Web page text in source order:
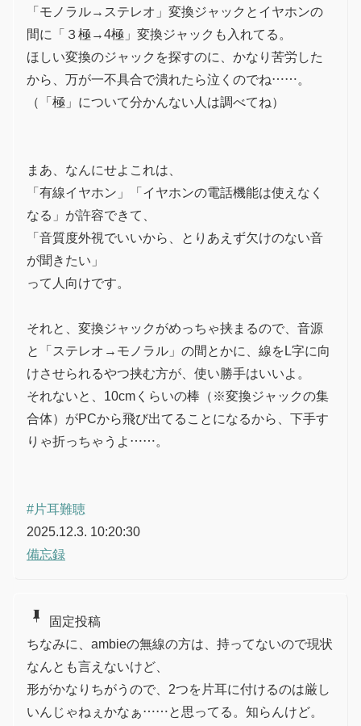
「モノラル→ステレオ」変換ジャックとイヤホンの
間に「３極→4極」変換ジャックも入れてる。
ほしい変換のジャックを探すのに、かなり苦労した
から、万が一不具合で潰れたら泣くのでね……。
（「極」について分かんない人は調べてね）
まあ、なんにせよこれは、
「有線イヤホン」「イヤホンの電話機能は使えなく
なる」が許容できて、
「音質度外視でいいから、とりあえず欠けのない音
が聞きたい」
って人向けです。
それと、変換ジャックがめっちゃ挟まるので、音源
と「ステレオ→モノラル」の間とかに、線をL字に向
けさせられるやつ挟む方が、使い勝手はいいよ。
それないと、10cmくらいの棒（※変換ジャックの集
合体）がPCから飛び出てることになるから、下手す
りゃ折っちゃうよ……。
#片耳難聴
2025.12.3. 10:20:30
備忘録
push_pin
固定投稿
ちなみに、ambieの無線の方は、持ってないので現状
なんとも言えないけど、
形がかなりちがうので、2つを片耳に付けるのは厳し
いんじゃねぇかなぁ……と思ってる。知らんけど。